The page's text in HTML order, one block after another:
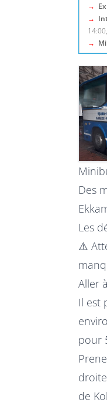
→
→
→
Des
Les
⚠️
Aller
Il est
pour
de